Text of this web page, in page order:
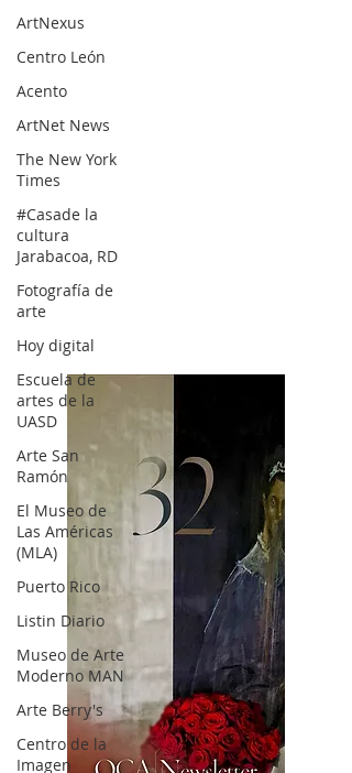
ArtNexus
Centro León
Acento
ArtNet News
The New York
Times
#Casade la
cultura
Jarabacoa, RD
Fotografía de
arte
Hoy digital
Escuela de
artes de la
UASD
Arte San
Ramón
El Museo de
Las Américas
(MLA)
Puerto Rico
Listin Diario
Museo de Arte
Moderno MAN
Arte Berry's
Centro de la
Imagen